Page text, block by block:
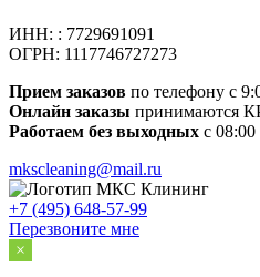
ИНН: : 7729691091
ОГРН: 1117746727273
Прием заказов по телефону с
Онлайн заказы принимаются
Работаем без выходных с
mkscleaning@mail.ru
+7 (495) 648-57-99
Перезвоните мне
×